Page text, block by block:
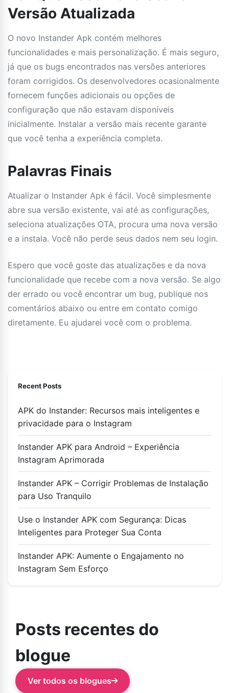
Versão Atualizada
O novo Instander Apk contém melhores
funcionalidades e mais personalização. É mais seguro,
já que os bugs encontrados nas versões anteriores
foram corrigidos. Os desenvolvedores ocasionalmente
fornecem funções adicionais ou opções de
configuração que não estavam disponíveis
inicialmente. Instalar a versão mais recente garante
que você tenha a experiência completa.
Palavras Finais
Atualizar o Instander Apk é fácil. Você simplesmente
abre sua versão existente, vai até as configurações,
seleciona atualizações OTA, procura uma nova versão
e a instala. Você não perde seus dados nem seu login.
Espero que você goste das atualizações e da nova
funcionalidade que recebe com a nova versão. Se algo
der errado ou você encontrar um bug, publique nos
comentários abaixo ou entre em contato comigo
diretamente. Eu ajudarei você com o problema.
Recent Posts
APK do Instander: Recursos mais inteligentes e
privacidade para o Instagram
Instander APK para Android – Experiência
Instagram Aprimorada
Instander APK – Corrigir Problemas de Instalação
para Uso Tranquilo
Use o Instander APK com Segurança: Dicas
Inteligentes para Proteger Sua Conta
Instander APK: Aumente o Engajamento no
Instagram Sem Esforço
Posts recentes do
blogue
Ver todos os blogues